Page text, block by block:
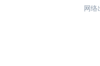
网